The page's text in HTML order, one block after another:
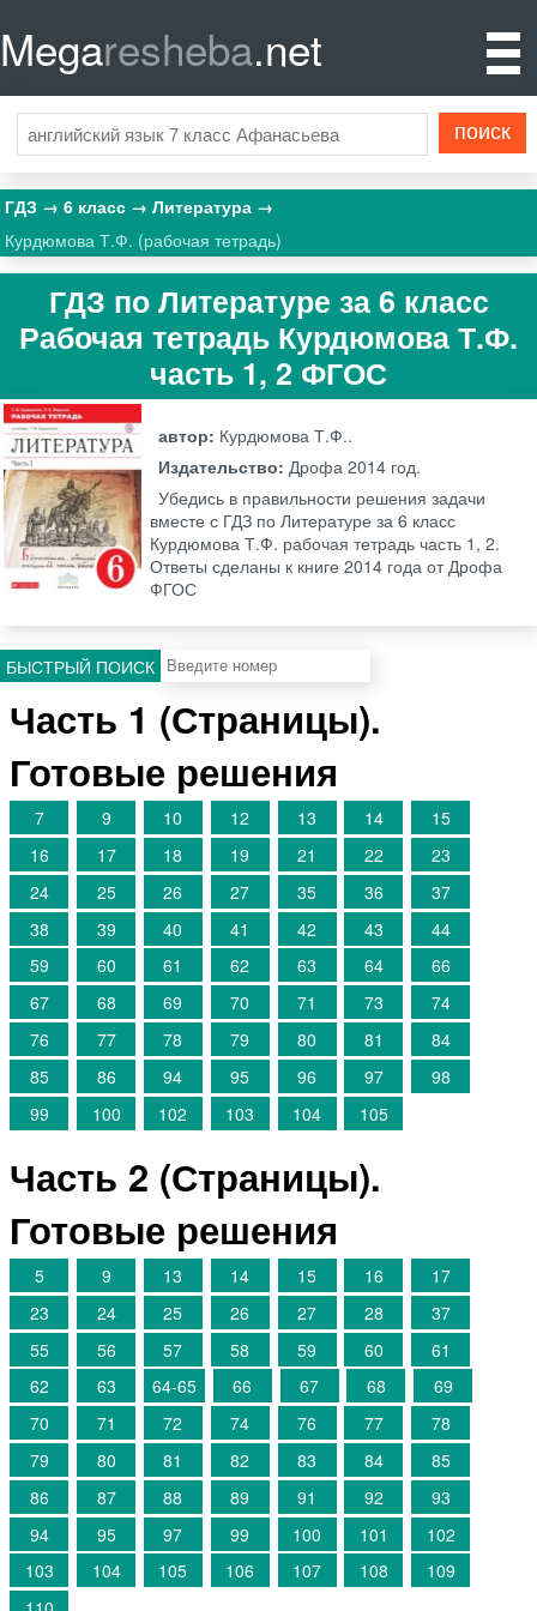
Megaresheba.net
ГДЗ 6 класс
Литература
Курдюмова Т.Ф. (рабочая тетрадь)
ГДЗ по Литературе за 6 класс
Рабочая тетрадь Курдюмова Т.Ф.
часть 1, 2 ФГОС
автор: Курдюмова Т.Ф..
Издательство:Дрофа 2014 год.
Убедись в правильности решения задачи
вместе с ГДЗ по Литературе за 6 класс
Курдюмова Т.Ф. рабочая тетрадь часть 1, 2.
Ответы сделаны к книге 2014 года от Дрофа
ФГОС
БЫСТРЫЙ ПОИСК
Часть 1 (Страницы).
Готовые решения
7 9 10 12 13 14
15
16
17 18 19 21 22
23
24
25 26 27 35 36
37
38
39 40 41 42 43
44
59
60 61 62 63 64
66
67
68 69 70 71 73
74
76
77 78 79 80 81
84
85
86 94 95 96 97
98
99
100 102 103 104 105
Часть 2 (Страницы).
Готовые решения
5 9 13 14 15 16
17
23
24 25 26 27 28
37
55
56 57 58 59 60
61
62
63 64-65 66 67 68
69
70
71 72 74 76 77
78
79
80 81 82 83 84
85
86
87 88 89 91 92
93
94
95 97 99 100 101
102
103
104 105 106 107 108
109